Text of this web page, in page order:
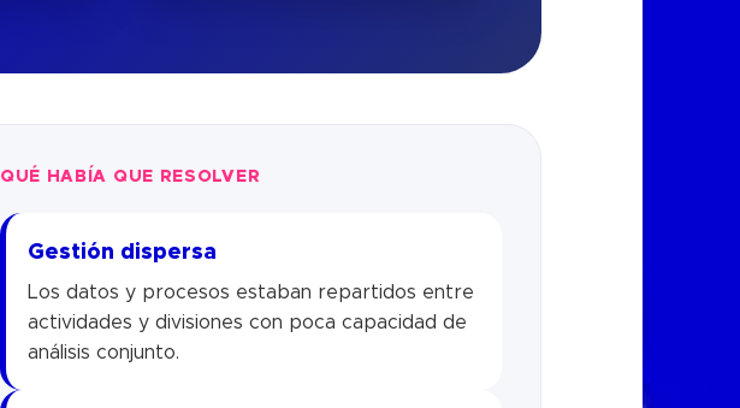
QUÉ HABÍA QUE RESOLVER
Gestión dispersa
Los datos y procesos estaban repartidos entre
actividades y divisiones con poca capacidad de
análisis conjunto.